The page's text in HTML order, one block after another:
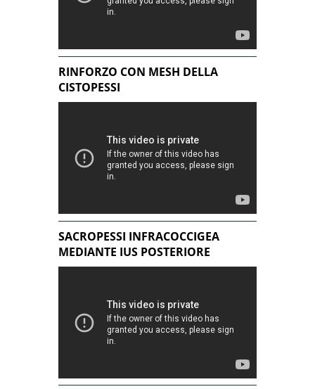
RINFORZO CON MESH DELLA
CISTOPESSI
SACROPESSI INFRACOCCIGEA
MEDIANTE IUS POSTERIORE